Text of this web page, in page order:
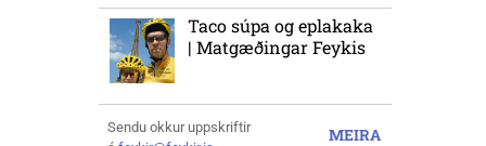
Taco súpa og eplakaka
| Matgæðingar Feykis
MEIRA
Sendu okkur uppskriftir